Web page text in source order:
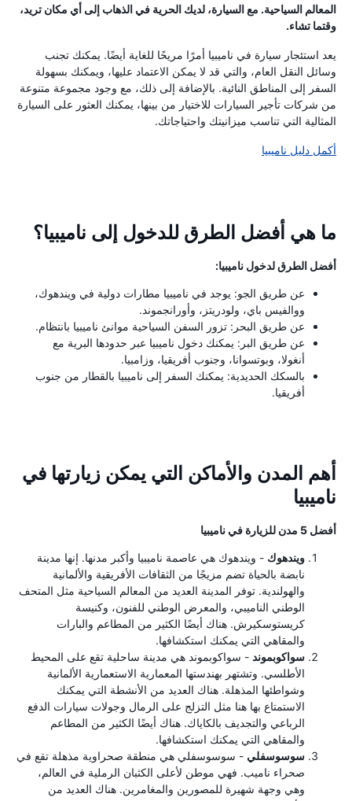
المعالم السياحية. مع السيارة، لديك الحرية في الذهاب إلى أي مكان تريد،
وقتما تشاء.
يعد استئجار سيارة في ناميبيا أمرًا مريحًا للغاية أيضًا. يمكنك تجنب
وسائل النقل العام، والتي قد لا يمكن الاعتماد عليها، ويمكنك بسهولة
السفر إلى المناطق النائية. بالإضافة إلى ذلك، مع وجود مجموعة متنوعة
من شركات تأجير السيارات للاختيار من بينها، يمكنك العثور على السيارة
المثالية التي تناسب ميزانيتك واحتياجاتك.
أكمل دليل ناميبيا
ما هي أفضل الطرق للدخول إلى ناميبيا؟
أفضل الطرق لدخول ناميبيا:
عن طريق الجو: يوجد في ناميبيا مطارات دولية في ويندهوك،
ووالفيس باي، ولودريتز، وأورانجموند.
عن طريق البحر: تزور السفن السياحية موانئ ناميبيا بانتظام.
عن طريق البر: يمكنك دخول ناميبيا عبر حدودها البرية مع
أنغولا، وبوتسوانا، وجنوب أفريقيا، وزامبيا.
بالسكك الحديدية: يمكنك السفر إلى ناميبيا بالقطار من جنوب
أفريقيا.
أهم المدن والأماكن التي يمكن زيارتها في
ناميبيا
أفضل 5 مدن للزيارة في ناميبيا
ويندهوك - ويندهوك هي عاصمة ناميبيا وأكبر مدنها. إنها مدينة
نابضة بالحياة تضم مزيجًا من الثقافات الأفريقية والألمانية
والهولندية. توفر المدينة العديد من المعالم السياحية مثل المتحف
الوطني الناميبي، والمعرض الوطني للفنون، وكنيسة
كريستوسكيرش. هناك أيضًا الكثير من المطاعم والبارات
والمقاهي التي يمكنك استكشافها.
سواكوبموند - سواكوبموند هي مدينة ساحلية تقع على المحيط
الأطلسي. وتشتهر بهندستها المعمارية الاستعمارية الألمانية
وشواطئها المذهلة. هناك العديد من الأنشطة التي يمكنك
الاستمتاع بها هنا مثل التزلج على الرمال وجولات سيارات الدفع
الرباعي والتجديف بالكاياك. هناك أيضًا الكثير من المطاعم
والمقاهي التي يمكنك استكشافها.
سوسوسفلي - سوسوسفلي هي منطقة صحراوية مذهلة تقع في
صحراء ناميب. فهي موطن لأعلى الكثبان الرملية في العالم،
وهي وجهة شهيرة للمصورين والمغامرين. هناك العديد من